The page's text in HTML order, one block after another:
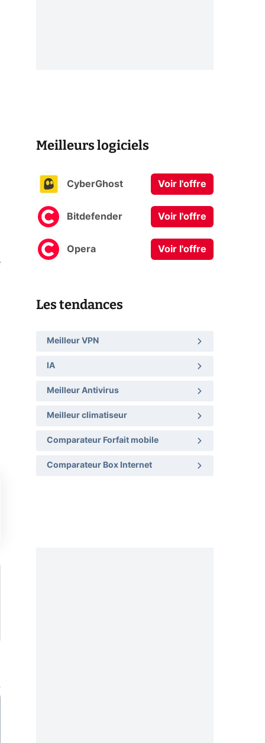
Meilleurs logiciels
CyberGhost Voir l'offre
Bitdefender Voir l'offre
Opera Voir l'offre
Les tendances
Meilleur VPN
IA
Meilleur Antivirus
Meilleur climatiseur
Comparateur Forfait mobile
Comparateur Box Internet